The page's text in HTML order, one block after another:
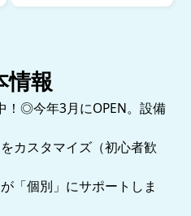
情報
◎今年3月にOPEN。設備
カスタマイズ（初心者歓
「個別」にサポートしま